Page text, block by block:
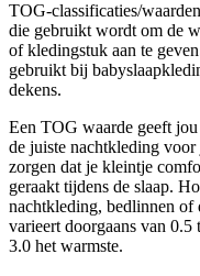
TOG-classificaties/
die gebruikt wordt om de
of kledingstuk aan te
gebruikt bij
dekens.
Een TOG waarde geeft
de juiste nachtkleding
zorgen dat je kleintje
geraakt tijdens de slaap.
nachtkleding, bedlinnen of
varieert doorgaans van
3.0 het warmste.